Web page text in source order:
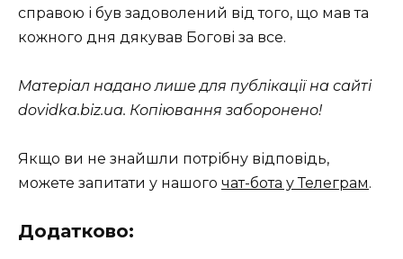
справою і був задоволений від того, що мав та
кожного дня дякував Богові за все.
Матеріал надано лише для публікації на сайті
dovidka.biz.ua. Копіювання заборонено!
Якщо ви не знайшли потрібну відповідь,
можете запитати у нашого чат-бота у Телеграм.
Додатково: